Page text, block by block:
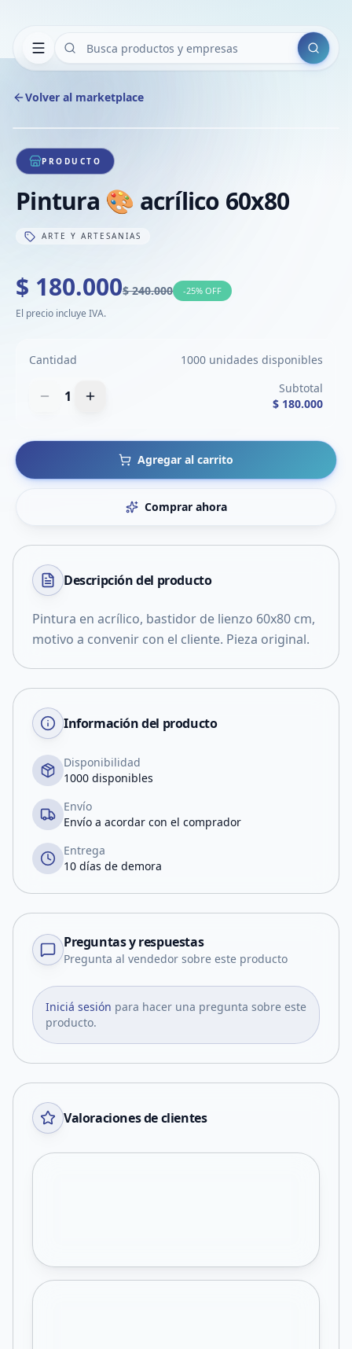
Buscar
Volver al marketplace
1/1
PRODUCTO
Pintura 🎨 acrílico 60x80
ARTE Y ARTESANIAS
$ 180.000$ 240.000 -25% OFF
El precio incluye IVA.
Cantidad 1000 unidades disponibles
1
Subtotal
$ 180.000
Agregar al carrito
Comprar ahora
Descripción del producto
Pintura en acrílico, bastidor de lienzo 60x80 cm,
motivo a convenir con el cliente. Pieza original.
Información del producto
Disponibilidad
1000 disponibles
Envío
Envío a acordar con el comprador
Entrega
10 días de demora
Preguntas y respuestas
Pregunta al vendedor sobre este producto
Iniciá sesión para hacer una pregunta sobre este
producto.
Valoraciones de clientes